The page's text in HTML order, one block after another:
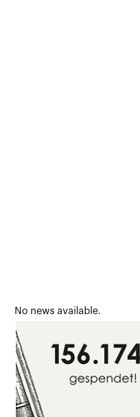
No news available.